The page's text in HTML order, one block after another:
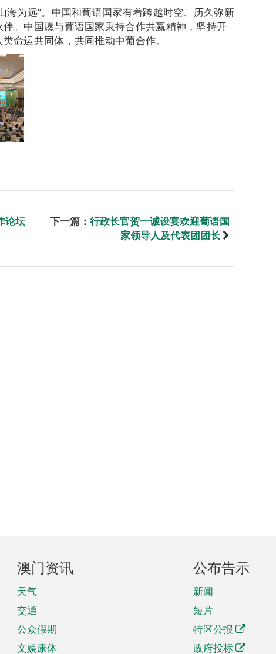
海为远”。中国和葡语国家有着跨越时空、历久弥新
。中国愿与葡语国家秉持合作共赢精神，坚持开
命运共同体，共同推动中葡合作。
论坛
下一篇： 行政长官贺一诚设宴欢迎葡语国
家领导人及代表团团长
澳门资讯
天气
交通
公众假期
文娱康体
公布告示
新闻
短片
特区公报
政府投标